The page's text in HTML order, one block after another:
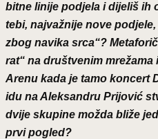
bitne linije podjela i dijeliš ih
tebi, najvažnije nove
zbog navika srca“?
rat“ na društvenim
Arenu kada je tamo koncert
idu na Aleksandru Prijović
dvije skupine možda bliže
prvi pogled?